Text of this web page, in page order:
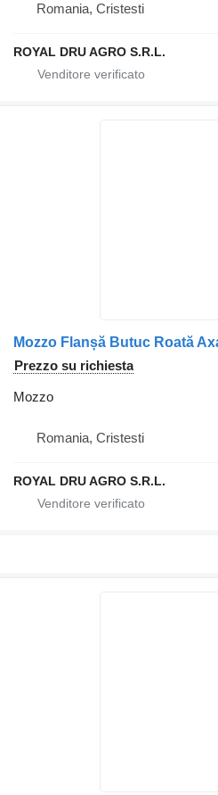
Romania, Cristesti
ROYAL DRU AGRO S.R.L.
Prezzo su richiesta
Mozzo
Romania, Cristesti
ROYAL DRU AGRO S.R.L.